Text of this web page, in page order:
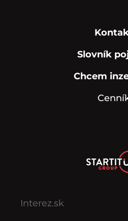
Slovník
Chcem
Interez.sk